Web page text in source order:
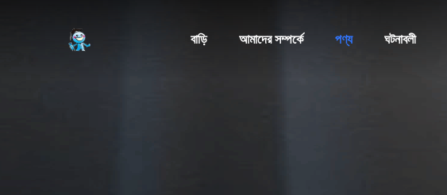
বাড়ি আমাদের সম্পর্কে পণ্য ঘটনাবলী